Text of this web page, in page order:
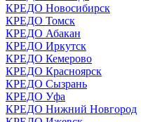
КРЕДО Новосибирск
КРЕДО Томск
КРЕДО Абакан
КРЕДО Иркутск
КРЕДО Кемерово
КРЕДО Красноярск
КРЕДО Сызрань
КРЕДО Уфа
КРЕДО Нижний Новгород